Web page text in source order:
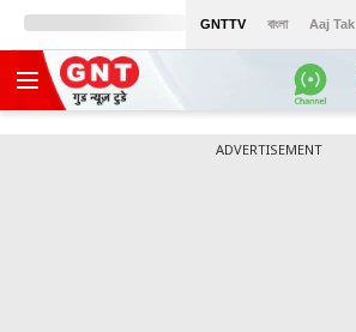
GNTTV বাংলা Aaj Tak
ADVERTISEMENT